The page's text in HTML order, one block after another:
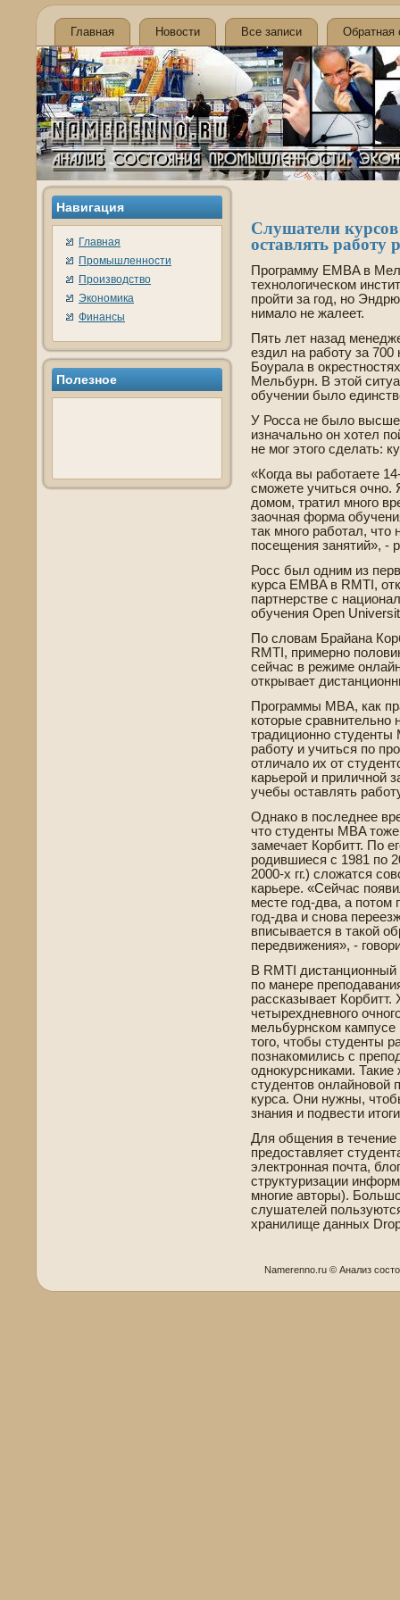
Главная Новости Все записи Обратная
Навигация
Главная
Промышленности
Производство
Экономика
Финансы
Полезное
Cлушатели
оставлять работу
Программу EMBA в
технологическом
пройти за год, но
нимало не жалеет.
Пять лет назад
ездил на работу за
Боурала в
Мельбурн. В этой
обучении было
У Росса не было
изначально он хотел
не мог этого сде­лать:
«Когда вы работаете
сможете учиться
домом, тратил много
заочная форма
так много работал,
посещения занятий», -
Росс был одним из
курса EMBA в RMTI,
партнерстве­ с
обучения Open
По словам Брайана
RMTI, примерно
сейчас в режиме
открывает
Программы MBA, как
которые сравнительно
традиционно студе­нты
работу и учиться по
отличало их от
карьерой и приличной
учебы оставлять
Однако в последнее
что студе­нты MBA
замечает Корби­тт. По
родившиеся с 1981 по
2000-х гг.) сложатся
карьере. «Сейчас
месте год-два, а потом
год-два и снова
вписывается в такой
передвижения», -
В RMTI дистанционный
по манере
рассказывает
четырехдневного
мельбурнском
того, чтобы студе­нты
познакомились с
однокурсниками.
студе­нтов онлайновой
курса. Они нужны,
знания и подве­сти
Для общения в течение
предоставляет
электронная почта,
структуризации
многие авторы).
слушателей
хранилище данных
Namerenno.ru © Анализ